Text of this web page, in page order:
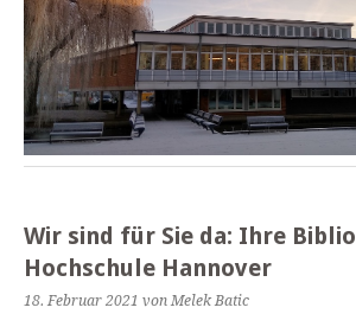
Wir sind für Sie da: Ihre
Hochschule Hannover
18. Februar 2021 von Melek Batic